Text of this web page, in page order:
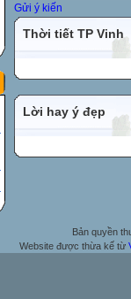
Gửi ý kiến
Thời tiết TP Vinh
Lời hay ý đẹp
Bản quyền
Website được thừa kế từ